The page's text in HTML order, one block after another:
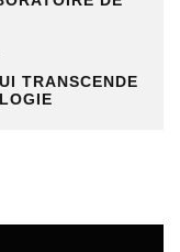
TRANSCENDE